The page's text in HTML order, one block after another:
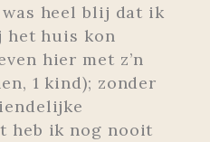
heel blij dat ik
huis kon
hier met z’n
1 kind); zonder
heb ik nog nooit